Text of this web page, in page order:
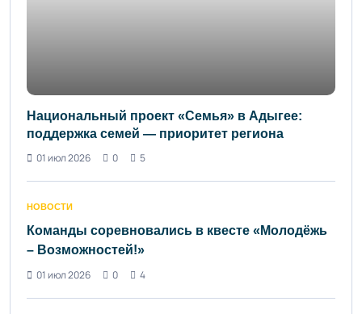
Национальный проект «Семья» в Адыгее:
поддержка семей — приоритет региона
01 июл 2026
0 5
НОВОСТИ
Команды соревновались в квесте «Молодёжь
– Возможностей!»
01 июл 2026
0 4